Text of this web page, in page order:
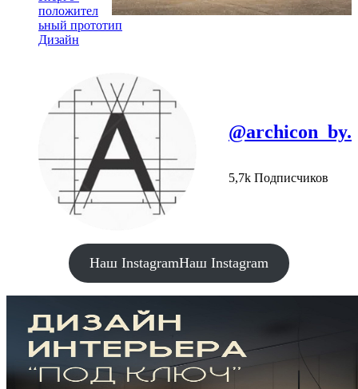
положител
ьный прототип
Дизайн
@archicon_by.
5,7k Подписчиков
Наш InstagramНаш Instagram